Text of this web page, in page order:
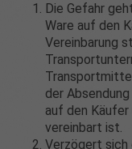
Die Gefahr
Ware auf den
Vereinbarung
der
auf den
vereinbart ist.
Verzögert sich